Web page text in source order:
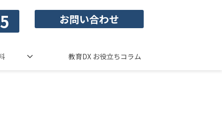
お問い合わせ
教育DX お役立ちコラム